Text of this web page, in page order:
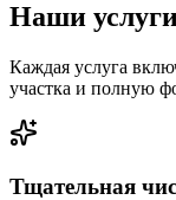
Наши
Каждая услуга
участка и полную
Тщательная